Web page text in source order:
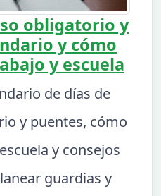
obligatorio y
y cómo
y escuela
de días de
y puentes, cómo
y consejos
guardias y